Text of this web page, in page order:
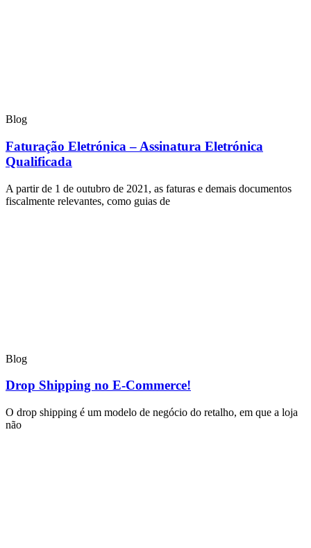
Blog
Faturação Eletrónica – Assinatura Eletrónica
Qualificada
A partir de 1 de outubro de 2021, as faturas e demais documentos
fiscalmente relevantes, como guias de
Blog
Drop Shipping no E-Commerce!
O drop shipping é um modelo de negócio do retalho, em que a loja
não